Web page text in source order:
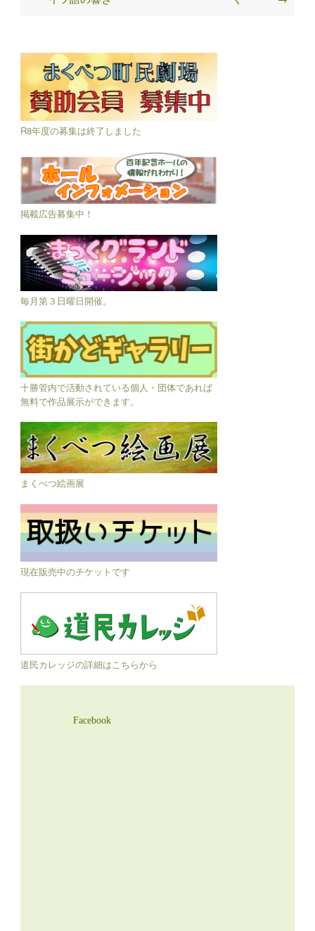
R8年度の募集は終了しました
掲載広告募集中！
毎月第３日曜日開催。
十勝管内で活動されている個人・団体であれば
無料で作品展示ができます。
まくべつ絵画展
現在販売中のチケットです
道民カレッジの詳細はこちらから
Facebook